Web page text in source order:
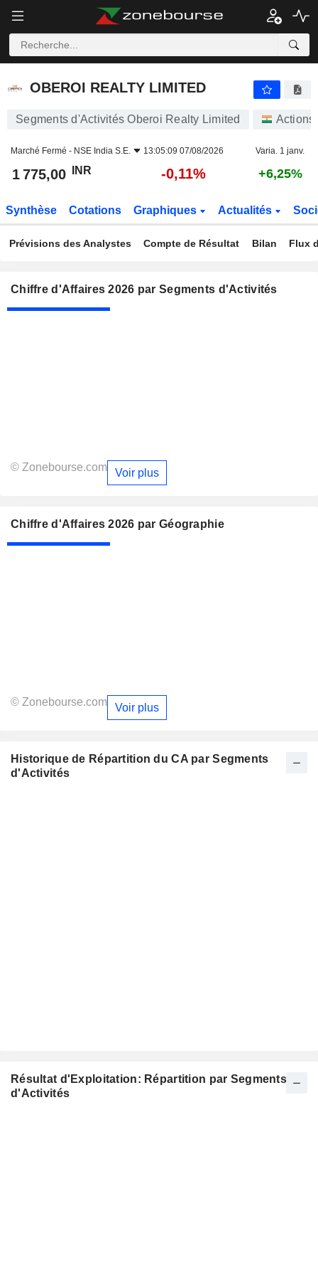
OBEROI REALTY LIMITED
OBEROI REALTY LIMITED
Segments d'Activités Oberoi Realty Limited Actions
Marché Fermé - NSE India S.E. 13:05:09 07/08/2026 Varia. 1 janv.
1 775,00 INR -0,11% +6,25%
Synthèse Cotations Graphiques Actualités
Prévisions des Analystes Compte de Résultat Bilan Flux
Chiffre d'Affaires 2026 par Segments d'Activités
© Zonebourse.com Voir plus
Chiffre d'Affaires 2026 par Géographie
© Zonebourse.com Voir plus
Historique de Répartition du CA par Segments
d'Activités
Résultat d'Exploitation: Répartition par Segments
d'Activités